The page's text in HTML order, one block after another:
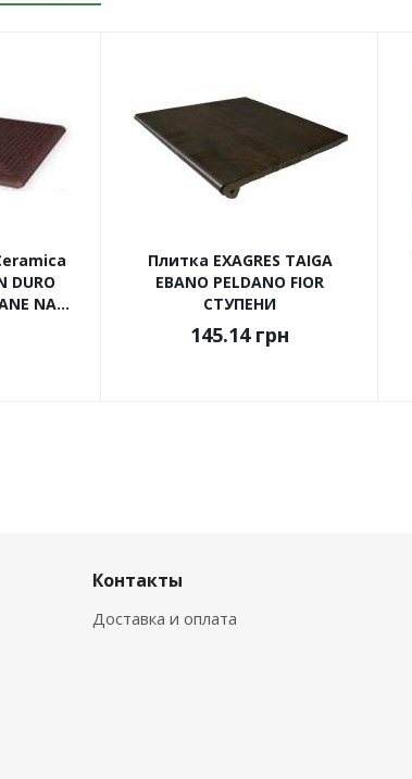
DURO
NA...
Плитка EXAGRES TAIGA
EBANO PELDANO FIOR
СТУПЕНИ
145.14грн
Контакты
Доставка и оплата